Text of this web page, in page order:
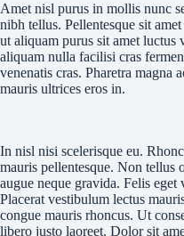
Amet nisl purus in mollis nunc
nibh tellus. Pellentesque sit
ut aliquam purus sit amet luctus
aliquam nulla facilisi cras
venenatis cras. Pharetra magna
mauris ultrices eros in.
In nisl nisi scelerisque eu.
mauris pellentesque. Non tellus
augue neque gravida. Felis
Placerat vestibulum lectus
congue mauris rhoncus. Ut
libero justo laoreet. Dolor sit